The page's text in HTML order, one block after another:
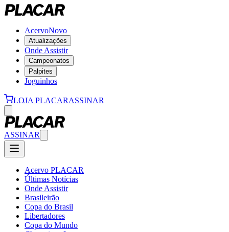
AcervoNovo
Atualizações
Onde Assistir
Campeonatos
Palpites
Joguinhos
LOJA PLACARASSINAR
ASSINAR
Acervo PLACAR
Últimas Notícias
Onde Assistir
Brasileirão
Copa do Brasil
Libertadores
Copa do Mundo